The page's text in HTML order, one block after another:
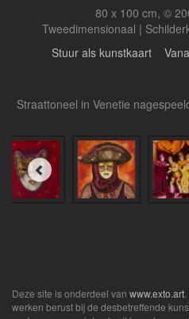
80 x 100 cm, ©
Tweedimensionaal |
Stuur als kunstkaart
Straattoneel in Venetie
Deze site is onderdeel van www.exto.art
werken berust bij de desbetreffende